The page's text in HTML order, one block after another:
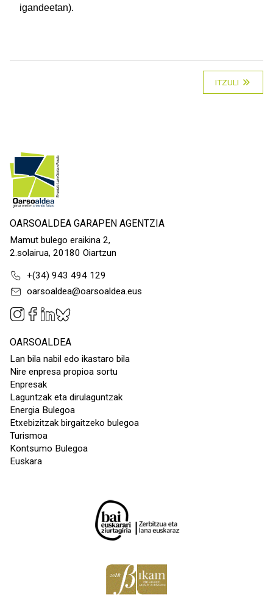
igandeetan).
ITZULI
OARSOALDEA GARAPEN AGENTZIA
Mamut bulego eraikina 2,
2.solairua, 20180 Oiartzun
+(34) 943 494 129
oarsoaldea@oarsoaldea.eus
OARSOALDEA
Lan bila nabil edo ikastaro bila
Nire enpresa propioa sortu
Enpresak
Laguntzak eta dirulaguntzak
Energia Bulegoa
Etxebizitzak birgaitzeko bulegoa
Turismoa
Kontsumo Bulegoa
Euskara